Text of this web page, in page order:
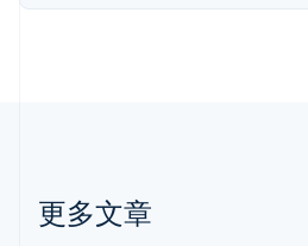
更多文章
EnglishSvenska
English Italiano
拉脱维亚